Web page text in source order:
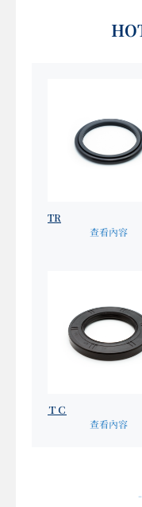
TR
查看內容
ＴＣ
查看內容